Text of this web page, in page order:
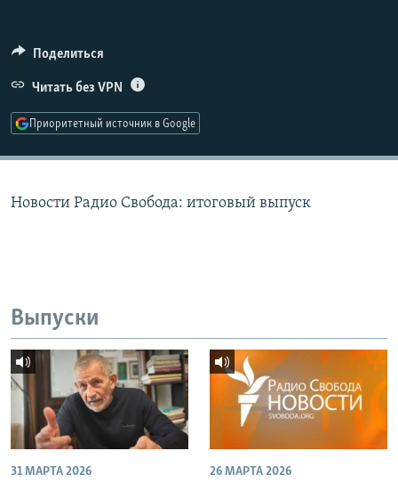
ПОДПИШИТЕСЬ НА РАССЫЛКУ
СОЦИАЛЬНЫЕ СЕТИ
Поделиться
Читать без VPN
Приоритетный источник в Google
Новости Радио Свобода: итоговый выпуск
Выпуски
31 МАРТА 2026 26 МАРТА 2026